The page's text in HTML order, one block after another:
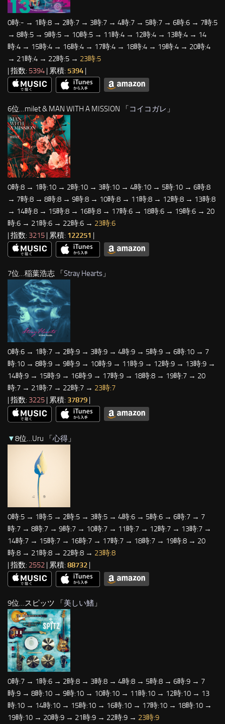
0時:- → 1時:8 → 2時:7 → 3時:7 → 4時:7 → 5時:7 → 6時:6 → 7時:5
→ 8時:5 → 9時:5 → 10時:5 → 11時:4 → 12時:4 → 13時:4 → 14
時:4 → 15時:4 → 16時:4 → 17時:4 → 18時:4 → 19時:4 → 20時:4
→ 21時:4 → 22時:5 → 23時:5
| 指数: 5394 | 累積: 5394 |
6位…milet & MAN WITH A MISSION 「コイコガレ 」
0時:8 → 1時:10 → 2時:10 → 3時:10 → 4時:10 → 5時:10 → 6時:8
→ 7時:8 → 8時:8 → 9時:8 → 10時:8 → 11時:8 → 12時:8 → 13時:8
→ 14時:8 → 15時:8 → 16時:8 → 17時:6 → 18時:6 → 19時:6 → 20
時:6 → 21時:6 → 22時:6 → 23時:6
| 指数: 3215 | 累積: 122251 |
7位…稲葉浩志 「 Stray Hearts 」
0時:6 → 1時:7 → 2時:9 → 3時:9 → 4時:9 → 5時:9 → 6時:10 → 7
時:10 → 8時:9 → 9時:9 → 10時:9 → 11時:9 → 12時:9 → 13時:9 →
14時:9 → 15時:9 → 16時:9 → 17時:9 → 18時:8 → 19時:7 → 20
時:7 → 21時:7 → 22時:7 → 23時:7
| 指数: 3225 | 累積: 37879
▼8位…Uru 「心得 」
0時:5 → 1時:5 → 2時:5 → 3時:5 → 4時:6 → 5時:6 → 6時:7 → 7
時:7 → 8時:7 → 9時:7 → 10時:7 → 11時:7 → 12時:7 → 13時:7 →
14時:7 → 15時:7 → 16時:7 → 17時:7 → 18時:7 → 19時:8 → 20
時:8 → 21時:8 → 22時:8 → 23時:8
| 指数: 2552 | 累積: 88732 |
9位…スピッツ 「美しい鰭 」
0時:7 → 1時:6 → 2時:8 → 3時:8 → 4時:8 → 5時:8 → 6時:9 → 7
時:9 → 8時:10 → 9時:10 → 10時:10 → 11時:10 → 12時:10 → 13
時:10 → 14時:10 → 15時:10 → 16時:10 → 17時:10 → 18時:10 →
19時:10 → 20時:9 → 21時:9 → 22時:9 → 23時:9